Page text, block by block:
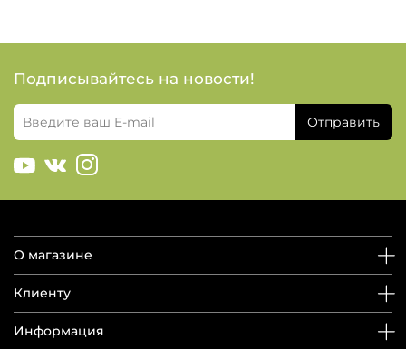
Подписывайтесь на новости!
Отправить
О магазине
Клиенту
Информация